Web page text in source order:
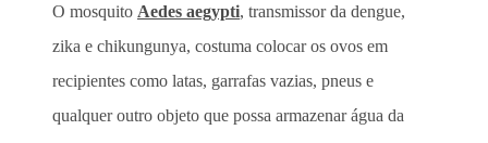
O mosquito Aedes aegypti, transmissor da dengue,
zika e chikungunya, costuma colocar os ovos em
recipientes como latas, garrafas vazias, pneus e
qualquer outro objeto que possa armazenar água da